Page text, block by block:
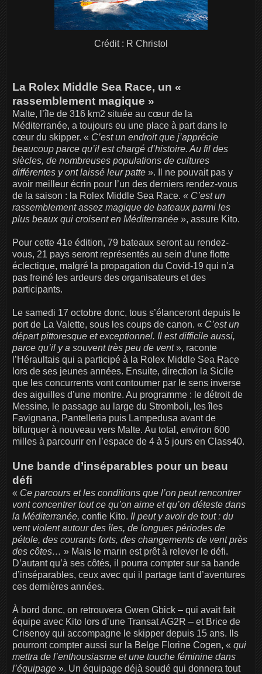
Crédit : R Christol
La Rolex Middle Sea Race, un «
rassemblement magique »
Malte, l’île de 316 km2 située au cœur de la
Méditerranée, a toujours eu une place à part dans le
cœur du skipper. « C’est un endroit que j’apprécie
beaucoup parce qu’il est chargé d’histoire. Au fil des
siècles, de nombreuses populations de cultures
différentes y ont laissé leur patte ». Il ne pouvait pas y
avoir meilleur écrin pour l’un des derniers rendez-vous
de la saison : la Rolex Middle Sea Race. « C’est un
rassemblement assez magique de bateaux parmi les
plus beaux qui croisent en Méditerranée », assure Kito.
Pour cette 41e édition, 79 bateaux seront au rendez-
vous, 21 pays seront représentés au sein d’une flotte
éclectique, malgré la propagation du Covid-19 qui n’a
pas freiné les ardeurs des organisateurs et des
participants.
Le samedi 17 octobre donc, tous s’élanceront depuis le
port de La Valette, sous les coups de canon. « C’est un
départ pittoresque et exceptionnel. Il est difficile aussi,
parce qu’il y a souvent très peu de vent», raconte
l’Héraultais qui a participé à la Rolex Middle Sea Race
lors de ses jeunes années. Ensuite, direction la Sicile
que les concurrents vont contourner par le sens inverse
des aiguilles d’une montre. Au programme : le détroit de
Messine, le passage au large du Stromboli, les îles
Favignana, Pantelleria puis Lampedusa avant de
bifurquer à nouveau vers Malte. Au total, environ 600
milles à parcourir en l’espace de 4 à 5 jours en Class40.
Une bande d’inséparables pour un beau
défi
« Ce parcours et les conditions que l’on peut rencontrer
vont concentrer tout ce qu’on aime et qu’on déteste dans
la Méditerranée, confie Kito. Il peut y avoir de tout : du
vent violent autour des îles, de longues périodes de
pétole, des courants forts, des changements de vent près
des côtes… » Mais le marin est prêt à relever le défi.
D’autant qu’à ses côtés, il pourra compter sur sa bande
d’inséparables, ceux avec qui il partage tant d’aventures
ces dernières années.
À bord donc, on retrouvera Gwen Gbick – qui avait fait
équipe avec Kito lors d’une Transat AG2R – et Brice de
Crisenoy qui accompagne le skipper depuis 15 ans. Ils
pourront compter aussi sur la Belge Florine Cogen, « qui
mettra de l’enthousiasme et une touche féminine dans
l’équipage ». Un équipage déjà soudé qui donnera tout